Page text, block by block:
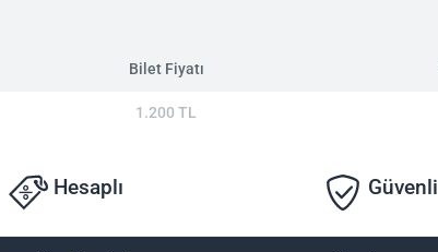
Bilet Fiyatı
1.200 TL
Hesaplı Güvenli